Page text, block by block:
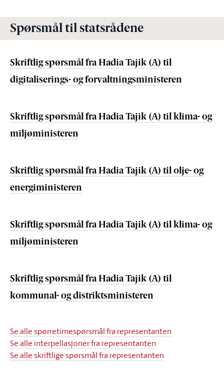
Spørsmål til statsrådene
Skriftlig spørsmål fra Hadia Tajik (A) til
digitaliserings- og forvaltningsministeren
Skriftlig spørsmål fra Hadia Tajik (A) til klima- og
miljøministeren
Skriftlig spørsmål fra Hadia Tajik (A) til olje- og
energiministeren
Skriftlig spørsmål fra Hadia Tajik (A) til klima- og
miljøministeren
Skriftlig spørsmål fra Hadia Tajik (A) til
kommunal- og distriktsministeren
Se alle spørretimespørsmål fra representanten
Se alle interpellasjoner fra representanten
Se alle skriftlige spørsmål fra representanten